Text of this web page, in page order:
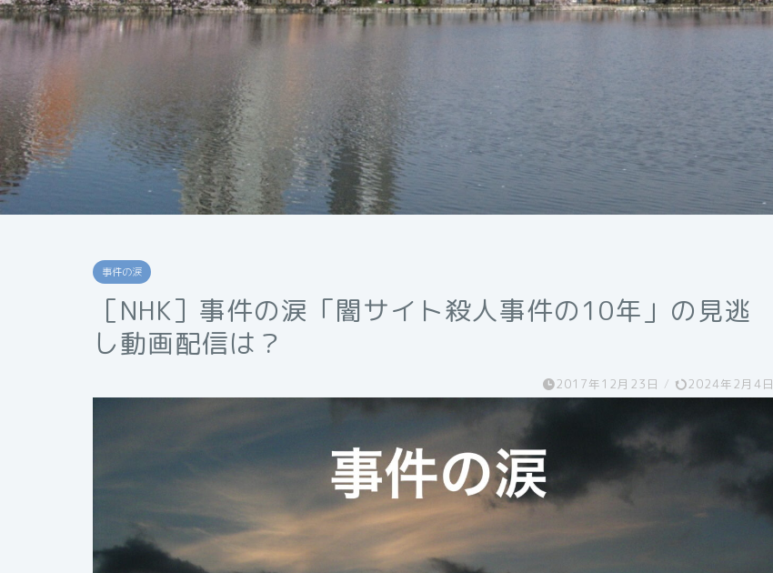
事件の涙
［NHK］事件の涙「闇サイト殺人事件の10年」の見逃
し動画配信は？
2017年12月23日 / 2024年2月4日